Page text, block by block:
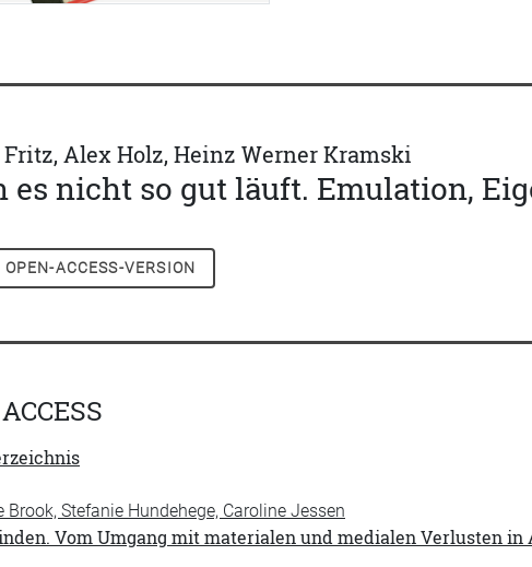
Alex Holz, Heinz Werner Kramski
es nicht so gut läuft. Emulation,
OPEN-ACCESS-VERSION
Brook, Stefanie Hundehege, Caroline Jessen
Vom Umgang mit materialen und medialen Verlusten